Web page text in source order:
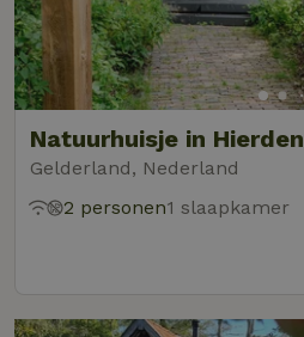
Natuurhuisje in Hierden
Gelderland, Nederland
2 personen1 slaapkamer